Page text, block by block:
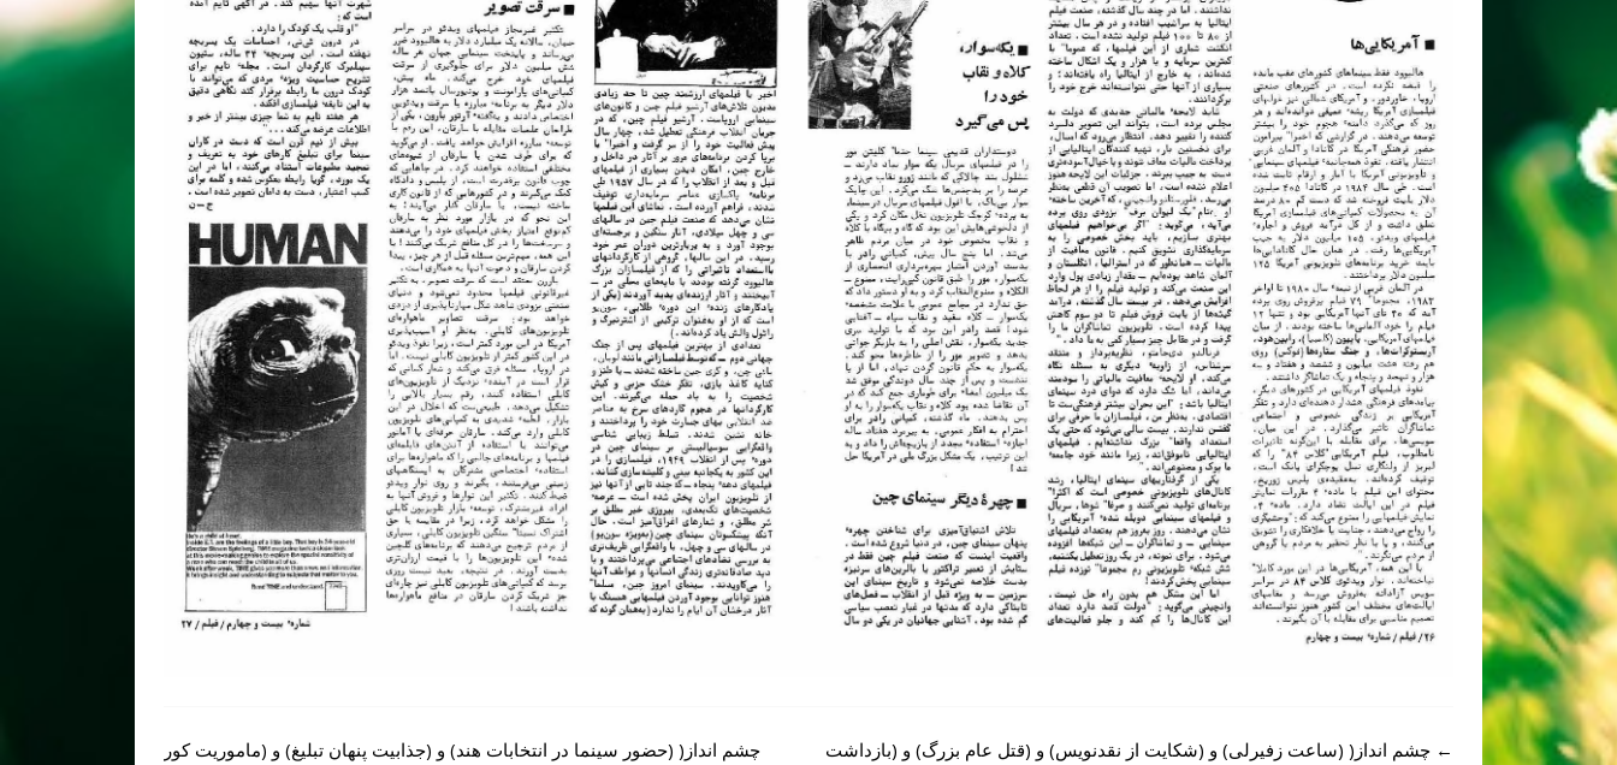
Post
← چشم انداز( (ساعت زفیرلی) و (شکایت از نقدنویس) و (قتل عام بزرگ) و (بازداشت
چشم انداز( (حضور سینما در انتخابات هند) و (جذابیت پنهان تبلیغ) و (ماموریت کور